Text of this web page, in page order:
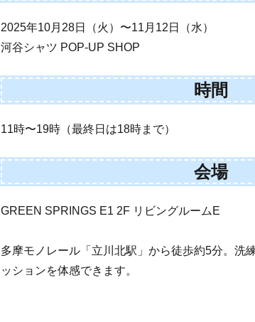
2025年10月28日（火）〜11月12日（水）
河谷シャツ POP-UP SHOP
時間
11時〜19時（最終日は18時まで）
会場
GREEN SPRINGS E1 2F リビングルームE
多摩モノレール「立川北駅」から徒歩約5分。洗
ッションを体感できます。